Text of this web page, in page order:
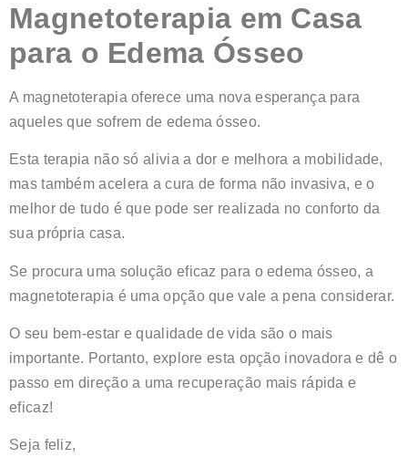
Magnetoterapia em Casa
para o Edema Ósseo
A magnetoterapia oferece uma nova esperança para
aqueles que sofrem de edema ósseo.
Esta terapia não só alivia a dor e melhora a mobilidade,
mas também acelera a cura de forma não invasiva, e o
melhor de tudo é que pode ser realizada no conforto da
sua própria casa.
Se procura uma solução eficaz para o edema ósseo, a
magnetoterapia é uma opção que vale a pena considerar.
O seu bem-estar e qualidade de vida são o mais
importante. Portanto, explore esta opção inovadora e dê o
passo em direção a uma recuperação mais rápida e
eficaz!
Seja feliz,